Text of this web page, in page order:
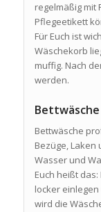
regelmäßig mit
Pflegeetikett
Für Euch ist
Wäschekorb
muffig. Nach
werden.
Bettwäsche
Bezüge,
Wasser und
Euch heißt
locker
wird die